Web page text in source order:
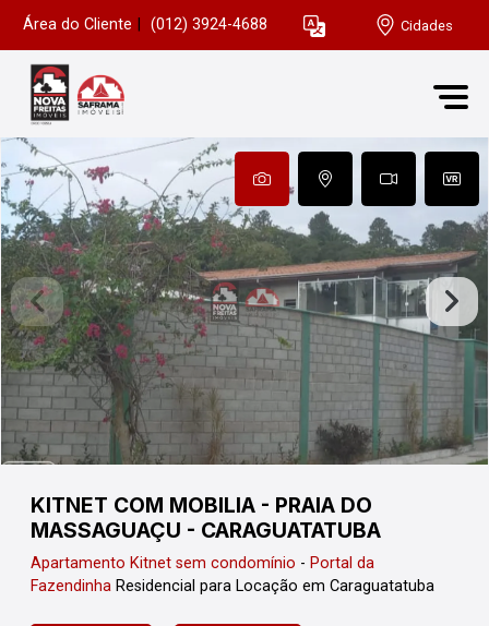
Área do Cliente (012) 3924-4688 Cidades
KITNET COM MOBILIA - PRAIA DO
MASSAGUAÇU - CARAGUATATUBA
Apartamento Kitnet sem condomínio - Portal da
Fazendinha Residencial para Locação em Caraguatatuba